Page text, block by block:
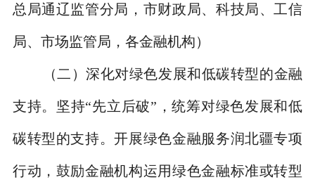
总局通辽监管分局，市财政局、科技局、工信
局、市场监管局，各金融机构）
（二）深化对绿色发展和低碳转型的金融
支持。 坚持“先立后破” ，统筹对绿色发展和低
碳转型的支持。开展绿色金融服务润北疆专项
行动，鼓励金融机构运用绿色金融标准或转型